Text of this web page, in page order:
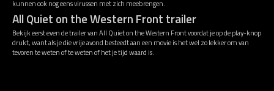
kunnen ook nog eens virussen met zich meebrengen.
All Quiet on the Western Front trailer
Bekijk eerst even de trailer van All Quiet on the Western Front voordat je op de play-knop
drukt, want als je die vrije avond besteedt aan een movie is het wel zo lekker om van
tevoren te weten of te weten of het je tijd waard is.